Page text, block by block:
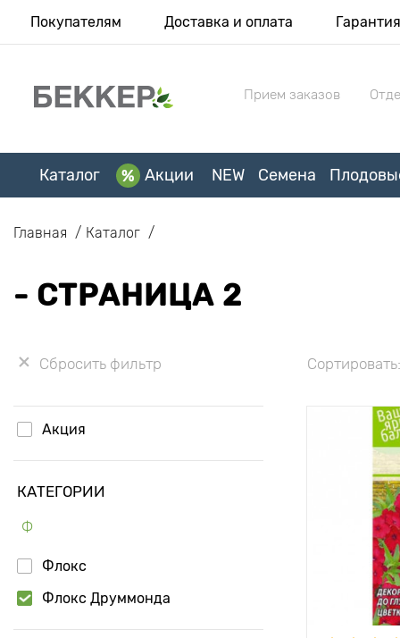
Покупателям Доставка и оплата Гарантия
Прием заказов
Каталог Акции NEW Семена
Главная Каталог
- СТРАНИЦА 2
Сбросить фильтр
Акция
КАТЕГОРИИ
Ф
Флокс
Флокс Друммонда
Сортировать:
Высота
Растояние
растениями